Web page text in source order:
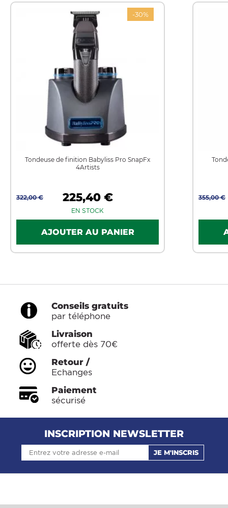
-30%
Tondeuse de finition Babyliss Pro SnapFx
4Artists
322,00 € 225,40 €
EN STOCK
355,00 €
Conseils gratuits
par téléphone
Livraison
offerte dès 70€
Retour /
Echanges
Paiement
sécurisé
INSCRIPTION NEWSLETTER
JE M'INSCRIS